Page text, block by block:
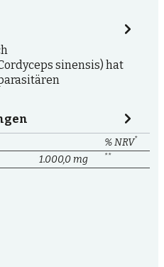
sinensis) hat
% NRV*
1.000,0 mg **